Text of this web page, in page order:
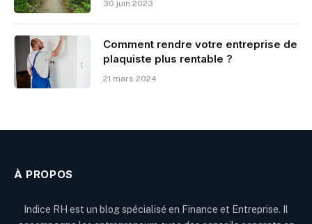
30 juin 2023
Comment rendre votre entreprise de
plaquiste plus rentable ?
21 mars 2024
À PROPOS
Indice RH est un blog spécialisé en Finance et Entreprise. Il